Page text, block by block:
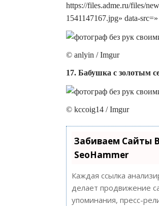
https://files.adme.ru/files/
1541147167.jpg» data-src=»
© anlyin / Imgur
17. Бабушка с золотым
© kccoig14 / Imgur
Забиваем Сайты
SeoHammer
Каждая ссылка
делает продвижение
упоминания, пресс-